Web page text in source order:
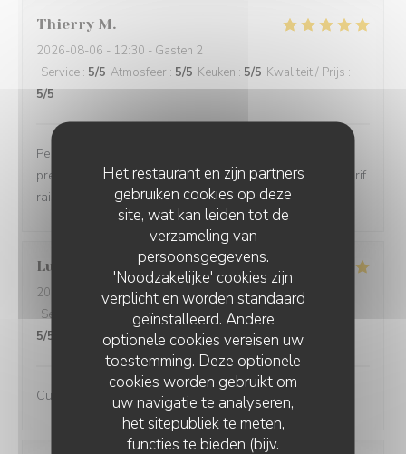
Het restaurant en zijn partners
gebruiken cookies op deze
site, wat kan leiden tot de
verzameling van
persoonsgegevens.
'Noodzakelijke' cookies zijn
verplicht en worden standaard
geïnstalleerd. Andere
optionele cookies vereisen uw
toestemming. Deze optionele
cookies worden gebruikt om
uw navigatie te analyseren,
het sitepubliek te meten,
functies te bieden (bijv.
Thierry M
2026-08-06 - 12:30 - Gasten 2
Service : 5/5 Atmosfeer : 5/5 Keuken : 5/5 Kwaliteit / Prijs :
5/5
Personnel très agréable, service rapide sans être
pressant, assiettes généreuses et de qualité. Pour un tarif
raisonnable étant donné la situation en bord de mer.
Lucie
2026-08-06 - 12:15 - Gasten 2
Service
Atmosfeer:5/5 Keuken: 5/5 Kwaliteit / Prijs
5/5
Cuisine de qualité, excellent service